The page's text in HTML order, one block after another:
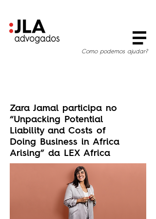
Como podemos ajudar?
Zara Jamal participa no
“Unpacking Potential
Liability and Costs of
Doing Business in Africa
Arising” da LEX Africa